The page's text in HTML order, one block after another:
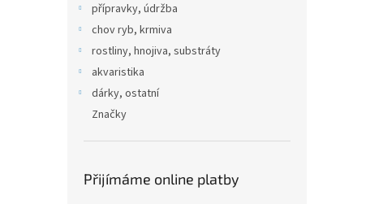
přípravky, údržba
chov ryb, krmiva
rostliny, hnojiva, substráty
akvaristika
dárky, ostatní
Značky
Přijímáme online platby